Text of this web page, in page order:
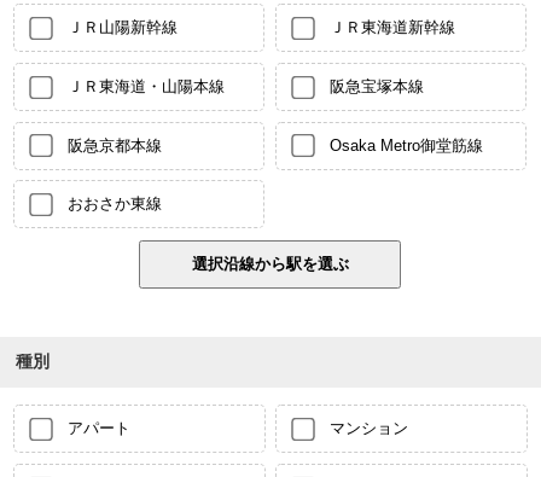
ＪＲ山陽新幹線 ＪＲ東海道新幹線
ＪＲ東海道・山陽本線 阪急宝塚本線
阪急京都本線 Osaka Metro御堂筋線
おおさか東線
種別
アパート マンション